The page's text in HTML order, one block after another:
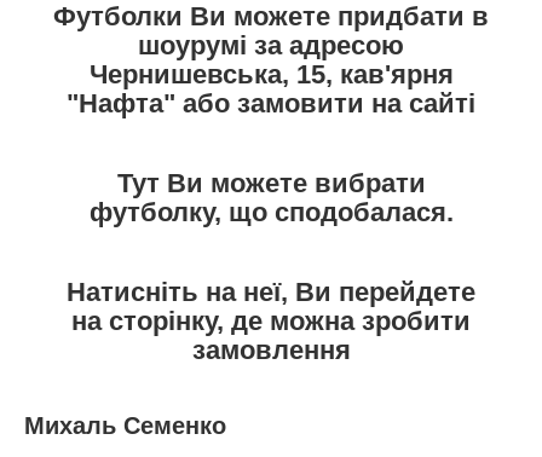
Футболки Ви можете придбати в
шоурумі за адресою
Чернишевська, 15, кав'ярня
"Нафта" або замовити на сайті
Тут Ви можете вибрати
футболку, що сподобалася.
Натисніть на неї, Ви перейдете
на сторінку, де можна зробити
замовлення
Михаль Семенко